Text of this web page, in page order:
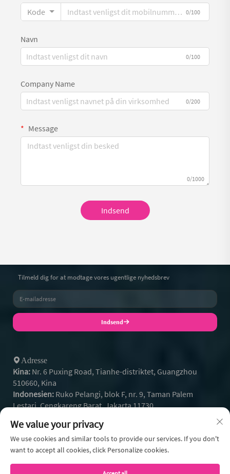
Kode
0/100
Navn
0/100
Company Name
0/200
Message
0/1000
Indsend
Tilmeld dig for at modtage vores ugentlige nyhedsbrev
Indsend
Adresse
Kina: Nr. 6 Puxing Road, Tianhe-distriktet, Guangzhou
510660, Kina
Indonesien: Ruko Pelangi, blok F, nr. 9, Taman Palem
Lestari, Cengkareng Barat, Jakarta 11730
Whatsapp:+62 812-9504-2586
Email:[email protected]
We value your privacy
We use cookies and similar tools to provide our services. If you don't
want to accept all cookies, click Personalize cookies.